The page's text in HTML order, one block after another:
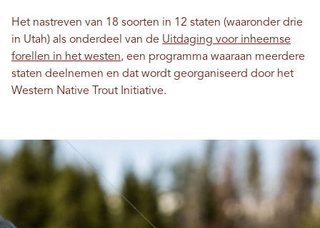
Het nastreven van 18 soorten in 12 staten (waaronder drie
in Utah) als onderdeel van de Uitdaging voor inheemse
forellen in het westen, een programma waaraan meerdere
staten deelnemen en dat wordt georganiseerd door het
Western Native Trout Initiative.